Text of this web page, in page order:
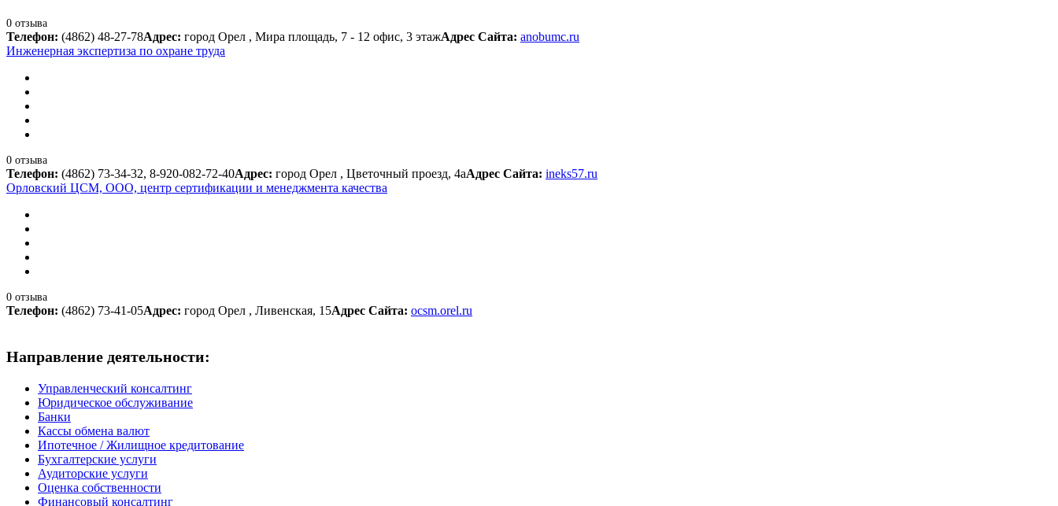
0 отзыва
Телефон: (4862) 48-27-78Адрес: город Орел , Мира площадь, 7 - 12 офис, 3 этажАдрес Сайта: anobumc.ru
Инженерная экспертиза по охране труда
0 отзыва
Телефон: (4862) 73-34-32, 8-920-082-72-40Адрес: город Орел , Цветочный проезд, 4аАдрес Сайта: ineks57.ru
Орловский ЦСМ, ООО, центр сертификации и менеджмента качества
0 отзыва
Телефон: (4862) 73-41-05Адрес: город Орел , Ливенская, 15Адрес Сайта: ocsm.orel.ru
Направление деятельности:
Управленческий консалтинг
Юридическое обслуживание
Банки
Кассы обмена валют
Ипотечное / Жилищное кредитование
Бухгалтерские услуги
Аудиторские услуги
Оценка собственности
Финансовый консалтинг